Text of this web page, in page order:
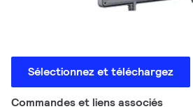
Sélectionnez et téléchargez
Commandes et liens associés